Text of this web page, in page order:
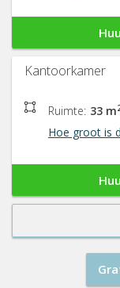
Kantoorkamer
Ruimte: 33 m
Hoe groot is